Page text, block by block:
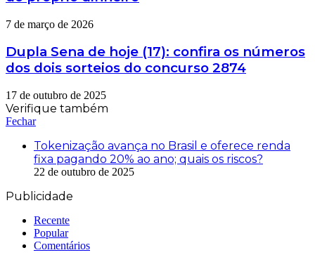
7 de março de 2026
Dupla Sena de hoje (17): confira os números
dos dois sorteios do concurso 2874
17 de outubro de 2025
Verifique também
Fechar
Tokenização avança no Brasil e oferece renda
fixa pagando 20% ao ano; quais os riscos?
22 de outubro de 2025
Publicidade
Recente
Popular
Comentários